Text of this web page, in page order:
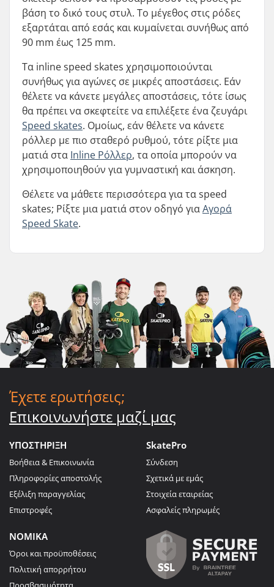
βάση το δικό τους στυλ. Το μέγεθος στις ρόδες
εξαρτάται από εσάς και κυμαίνεται συνήθως από
90 mm έως 125 mm.
Τα inline speed skates χρησιμοποιούνται
συνήθως για αγώνες σε μικρές αποστάσεις. Εάν
θέλετε να κάνετε μεγάλες αποστάσεις, τότε ίσως
θα πρέπει να σκεφτείτε να επιλέξετε ένα ζευγάρι
Speed skates. Ομοίως, εάν θέλετε να κάνετε
ρόλλερ με πιο σταθερό ρυθμού, τότε ρίξτε μια
ματιά στα Inline Ρόλλερ, τα οποία μπορούν να
χρησιμοποιηθούν για γυμναστική και άσκηση.
Θέλετε να μάθετε περισσότερα για τα speed
skates; Ρίξτε μια ματιά στον οδηγό γιαΑγορά
Speed Skate.
Έχετε ερωτήσεις;
Επικοινωνήστε μαζί μας
ΥΠΟΣΤΗΡΙΞΗ
Βοήθεια & Επικοινωνία
Πληροφορίες αποστολής
Εξέλιξη παραγγελίας
Επιστροφές
SkatePro
Σύνδεση
Σχετικά με εμάς
Στοιχεία εταιρείας
Ασφαλείς πληρωμές
ΝΟΜΙΚΑ
Όροι και προϋποθέσεις
Πολιτική απορρήτου